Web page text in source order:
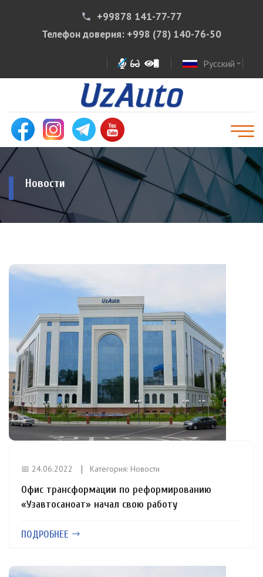
phone
+99878 141-77-77
Телефон доверия: +998 (78) 140-76-50
Русский expand_more
Новости
📅 24.06.2022 Категория: Новости
Офис трансформации по реформированию
«Узавтосаноат» начал свою работу
ПОДРОБНЕЕ